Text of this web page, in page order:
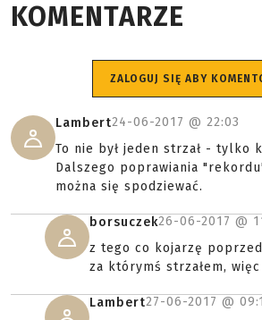
KOMENTARZE
ZALOGUJ SIĘ ABY
Lambert24-06-2017 @ 22:03
To nie był jeden strzał - tylko
Dalszego poprawiania
można się spodziewać.
borsuczek26-06-2017 @
z tego co kojarzę
za którymś strzałem,
Lambert27-06-2017 @